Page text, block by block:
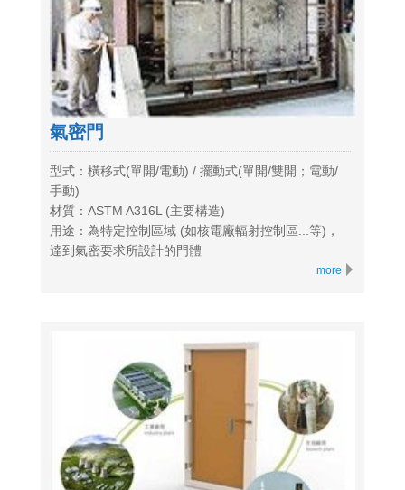
氣密門
型式：橫移式(單開/電動) / 擺動式(單開/雙開；電動/
手動)
材質：ASTM A316L (主要構造)
用途：為特定控制區域 (如核電廠輻射控制區...等)，
達到氣密要求所設計的門體
more